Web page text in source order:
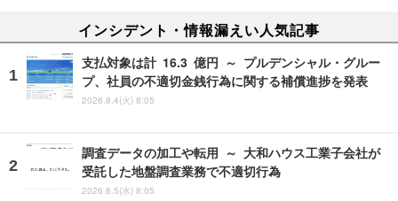
インシデント・情報漏えい人気記事
支払対象は計 16.3 億円 ～ プルデンシャル・グルー
プ、社員の不適切金銭行為に関する補償進捗を発表
2026.8.4(火) 8:05
調査データの加工や転用 ～ 大和ハウス工業子会社が
受託した地盤調査業務で不適切行為
2026.8.5(水) 8:05